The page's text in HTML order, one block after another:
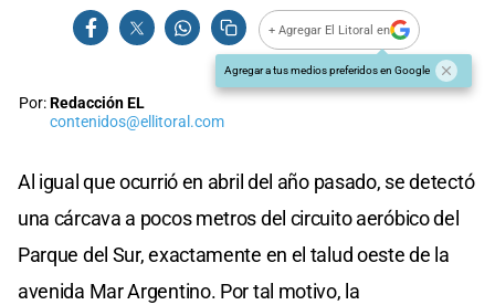
+ Agregar El Litoral en
Agregar a tus medios preferidos en Google
Por:Redacción EL
contenidos@ellitoral.com
Al igual que ocurrió en abril del año pasado, se detectó
una cárcava a pocos metros del circuito aeróbico del
Parque del Sur, exactamente en el talud oeste de la
avenida Mar Argentino. Por tal motivo, la